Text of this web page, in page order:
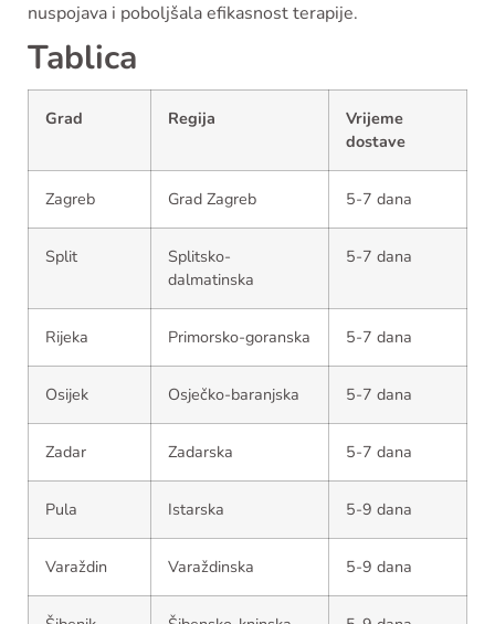
nuspojava i poboljšala efikasnost terapije.
Tablica
Grad Regija
Vrijeme
dostave
Zagreb Grad Zagreb 5-7 dana
Split
Splitsko-
dalmatinska
5-7 dana
Rijeka Primorsko-goranska 5-7 dana
Osijek Osječko-baranjska 5-7 dana
Zadar Zadarska 5-7 dana
Pula Istarska 5-9 dana
Varaždin Varaždinska 5-9 dana